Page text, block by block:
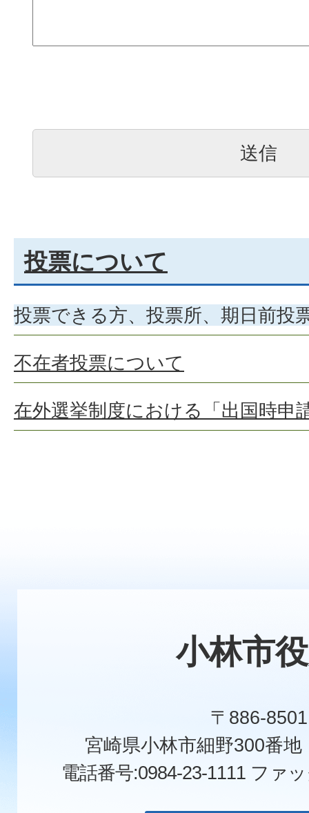
投票について
投票できる方、投票所、期日前投
不在者投票について
在外選挙制度における「出国時申
小林市
〒886-8501
宮崎県小林市細野300番
電話番号:0984-23-1111 ファ